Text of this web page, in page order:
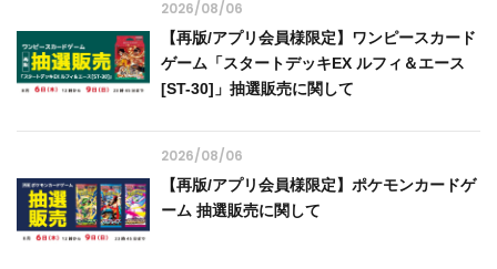
2026/08/06
【再版/アプリ会員様限定】ワンピースカード
ゲーム「スタートデッキEX ルフィ＆エース
[ST-30]」抽選販売に関して
2026/08/06
【再版/アプリ会員様限定】ポケモンカードゲ
ーム 抽選販売に関して